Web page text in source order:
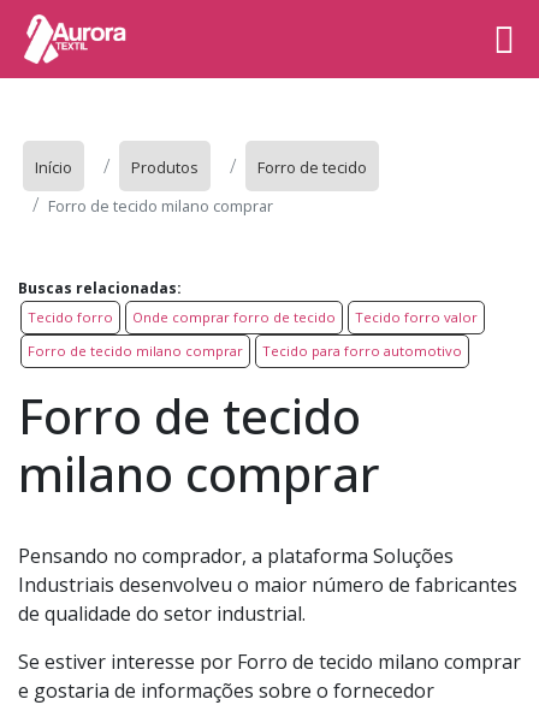
Início Produtos
Forro de tecido
Forro de tecido milano comprar
Buscas relacionadas:
Tecido forro Onde comprar forro de tecido
Tecido forro valor
Forro de tecido milano comprar
Tecido para forro automotivo
Forro de tecido
milano comprar
Pensando no comprador, a plataforma Soluções
Industriais desenvolveu o maior número de fabricantes
de qualidade do setor industrial.
Se estiver interesse por Forro de tecido milano comprar
e gostaria de informações sobre o fornecedor